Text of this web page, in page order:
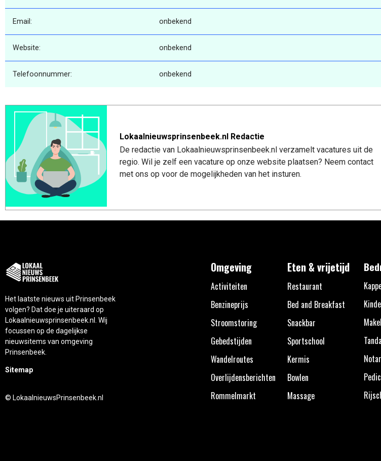
Email: onbekend
Website: onbekend
Telefoonnummer: onbekend
Lokaalnieuwsprinsenbeek.nl Redactie
De redactie van Lokaalnieuwsprinsenbeek.nl verzamelt vacatures uit de
regio. Wil je zelf een vacature op onze website plaatsen? Neem contact
met ons op voor de mogelijkheden van het insturen.
Het laatste nieuws uit Prinsenbeek
volgen? Dat doe je uiteraard op
Lokaalnieuwsprinsenbeek.nl. Wij
focussen op de dagelijkse
nieuwsitems van omgeving
Prinsenbeek.
Sitemap
© LokaalnieuwsPrinsenbeek.nl
Omgeving
Activiteiten
Benzineprijs
Stroomstoring
Gebedstijden
Wandelroutes
Overlijdensberichten
Rommelmarkt
Eten & vrijetijd
Restaurant
Bed and Breakfast
Snackbar
Sportschool
Kermis
Bowlen
Massage